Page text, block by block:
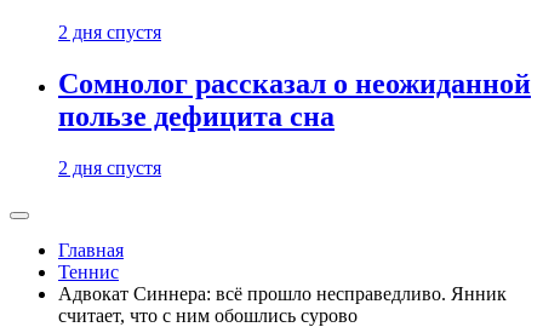
2 дня спустя
Сомнолог рассказал о неожиданной
пользе дефицита сна
2 дня спустя
Главная
Теннис
Адвокат Синнера: всё прошло несправедливо. Янник
считает, что с ним обошлись сурово